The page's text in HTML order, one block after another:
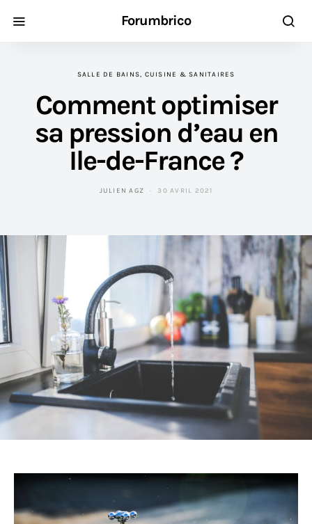
Forumbrico
SALLE DE BAINS, CUISINE & SANITAIRES
Comment optimiser
sa pression d’eau en
Ile-de-France ?
JULIEN AGZ 30 AVRIL 2021